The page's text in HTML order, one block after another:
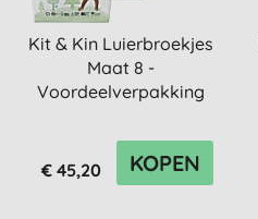
Kit & Kin Luierbroekjes
Maat 8 -
Voordeelverpakking
€ 45,20 KOPEN